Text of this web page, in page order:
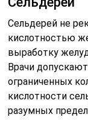
Сельдерей не
кислотностью
выработку
Врачи
ограниченных
кислотности
разумных